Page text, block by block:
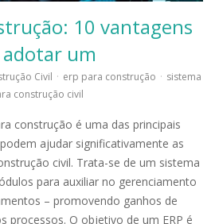
10 vantagens
adotar um
Civil · erp para construção · sistema
construção civil
construção é uma das principais
ajudar significativamente as
civil. Trata-se de um sistema
para auxiliar no gerenciamento
– promovendo ganhos de
processos. O objetivo de um ERP é